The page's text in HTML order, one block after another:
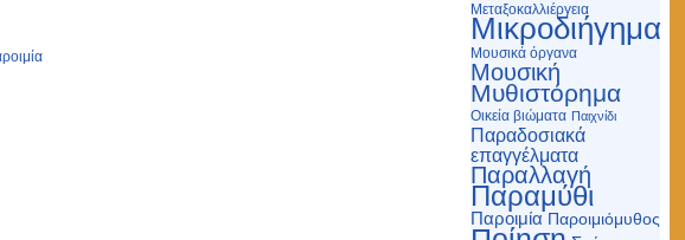
Μεταξοκαλλιέργεια
Μικροδιήγημα
Μουσικά όργανα
Μουσική
Μυθιστόρημα
Οικεία βιώματα Παιχνίδι
Παραδοσιακά
επαγγέλματα
Παραλλαγή
Παραμύθι
Παροιμία Παροιμιόμυθος